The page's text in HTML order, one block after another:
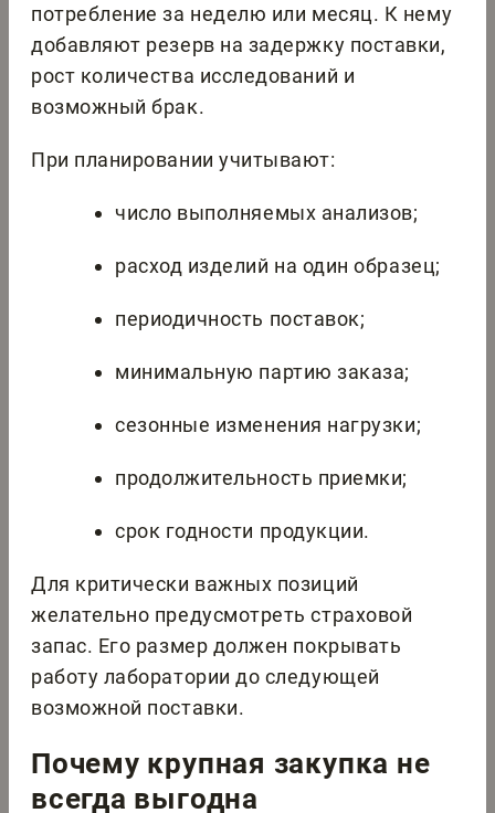
потребление за неделю или месяц. К нему
добавляют резерв на задержку поставки,
рост количества исследований и
возможный брак.
При планировании учитывают:
число выполняемых анализов;
расход изделий на один образец;
периодичность поставок;
минимальную партию заказа;
сезонные изменения нагрузки;
продолжительность приемки;
срок годности продукции.
Для критически важных позиций
желательно предусмотреть страховой
запас. Его размер должен покрывать
работу лаборатории до следующей
возможной поставки.
Почему крупная закупка не
всегда выгодна